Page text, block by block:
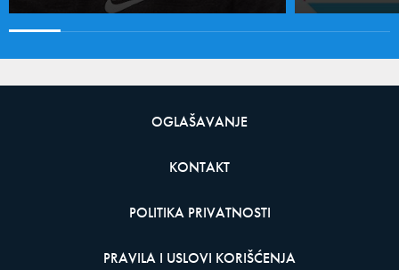
OGLAŠAVANJE
KONTAKT
POLITIKA PRIVATNOSTI
PRAVILA I USLOVI KORIŠĆENJA